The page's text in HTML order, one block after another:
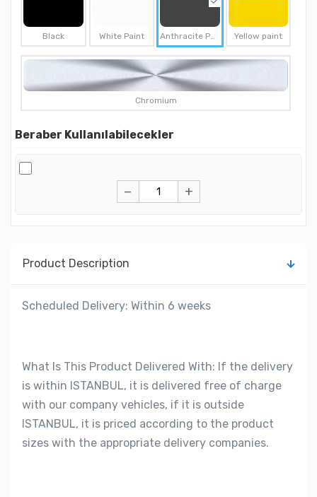
Black White Paint Anthracite Paint Yellow paint
Chromium
Beraber Kullanılabilecekler
− +
Product Description
Scheduled Delivery: Within 6 weeks
What Is This Product Delivered With: If the delivery
is within ISTANBUL, it is delivered free of charge
with our company vehicles, if it is outside
ISTANBUL, it is priced according to the product
sizes with the appropriate delivery companies.